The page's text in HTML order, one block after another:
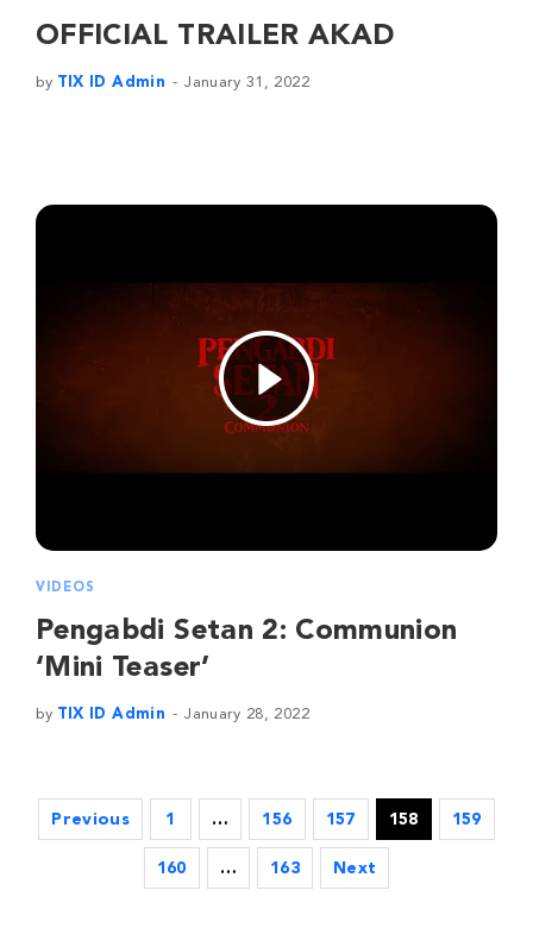
OFFICIAL TRAILER AKAD
by TIX ID Admin January 31, 2022
VIDEOS
Pengabdi Setan 2: Communion
‘Mini Teaser’
by TIX ID Admin January 28, 2022
Previous 1 … 156 157 158 159
160 … 163 Next